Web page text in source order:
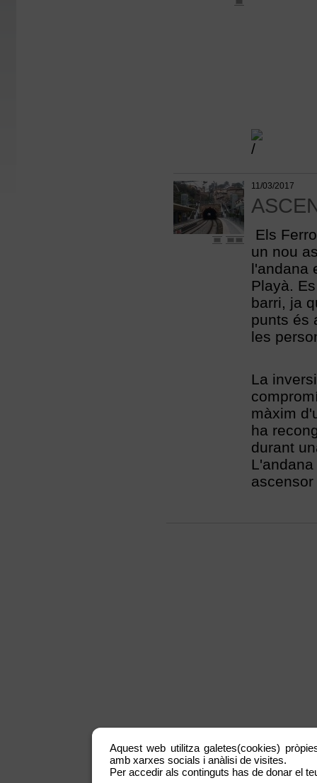
11/03/2017
Els
un nou
l'andana
Playà.
barri, ja
punts és
les
La
màxim
ha
durant
Aquest web utilitza galetes(cookies)
amb xarxes socials i anàlisi de visites.
Per accedir als continguts has de donar el